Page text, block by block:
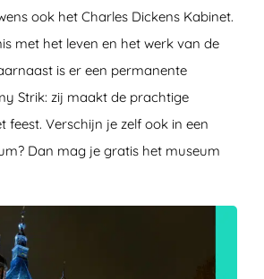
ook het Charles Dickens Kabinet.
met het leven en het werk van de
is er een permanente
Strik: zij maakt de prachtige
feest. Verschijn je zelf ook in een
Dan mag je gratis het museum